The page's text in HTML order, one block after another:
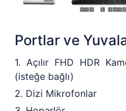
Portlar ve
1. Açılır FHD HDR
(isteğe bağlı)
2. Dizi Mikrofonlar